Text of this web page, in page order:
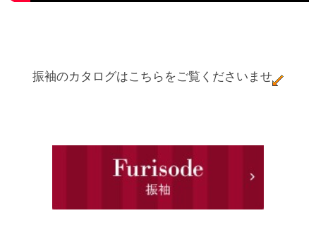
振袖のカタログはこちらをご覧くださいませ